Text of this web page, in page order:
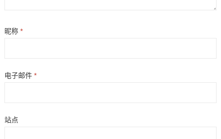
昵称 *
电子邮件 *
站点